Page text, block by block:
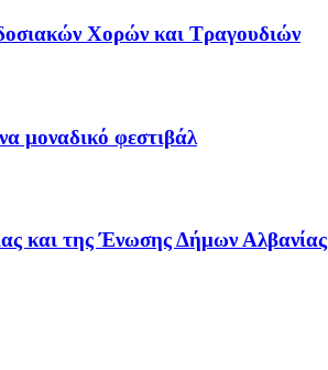
Χορών και Τραγουδιών
μοναδικό φεστιβάλ
και της Ένωσης Δήμων Αλβανίας